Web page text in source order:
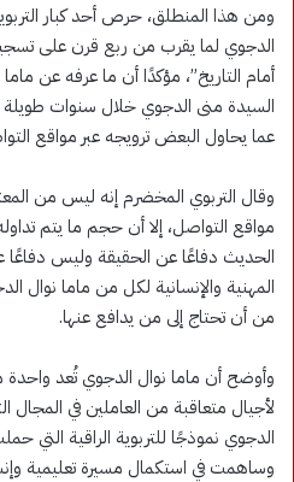
ومن هذا المنطلق، حرص أحد كبار
الدجوي لما يقرب من ربع قرن على
أمام التاريخ”، مؤكدًا أن ما عرفه عن ماما
السيدة منى الدجوي خلال سنوات
عما يحاول البعض ترويجه عبر مواقع
وقال التربوي المخضرم إنه ليس من
مواقع التواصل، إلا أن حجم ما يتم
الحديث دفاعًا عن الحقيقة وليس
المهنية والإنسانية لكل من ماما نوال
من أن تحتاج إلى من يدافع عنها.
وأوضح أن ماما نوال الدجوي تُعد واحدة
لأجيال متعاقبة من العاملين في المجال
الدجوي نموذجًا للتربوية الراقية التي
وساهمت في استكمال مسيرة تعليمية